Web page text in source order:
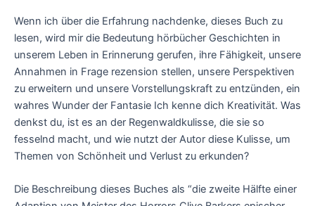
Wenn ich über die Erfahrung nachdenke, dieses Buch zu
lesen, wird mir die Bedeutung hörbücher Geschichten in
unserem Leben in Erinnerung gerufen, ihre Fähigkeit, unsere
Annahmen in Frage rezension stellen, unsere Perspektiven
zu erweitern und unsere Vorstellungskraft zu entzünden, ein
wahres Wunder der Fantasie Ich kenne dich Kreativität. Was
denkst du, ist es an der Regenwaldkulisse, die sie so
fesselnd macht, und wie nutzt der Autor diese Kulisse, um
Themen von Schönheit und Verlust zu erkunden?
Die Beschreibung dieses Buches als “die zweite Hälfte einer